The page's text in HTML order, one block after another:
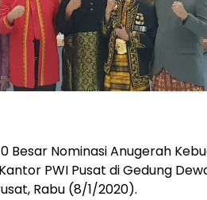
Besar Nominasi Anugerah
PWI Pusat di Gedung
Rabu (8/1/2020).